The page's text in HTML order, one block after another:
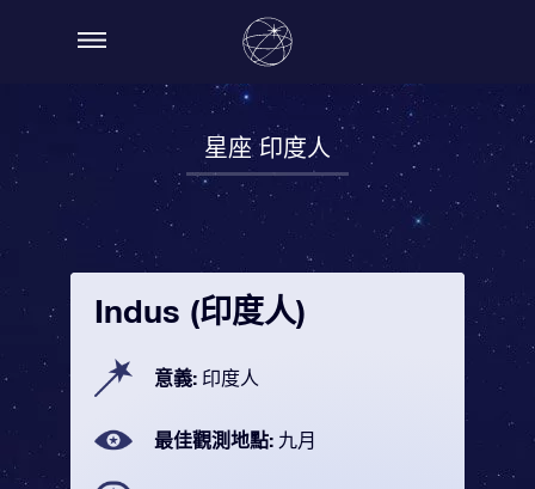
星座 印度人
Indus (印度人)
意義: 印度人
最佳觀測地點: 九月